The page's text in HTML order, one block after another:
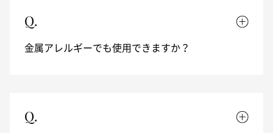
Q.
金属アレルギーでも使用できますか？
Q.